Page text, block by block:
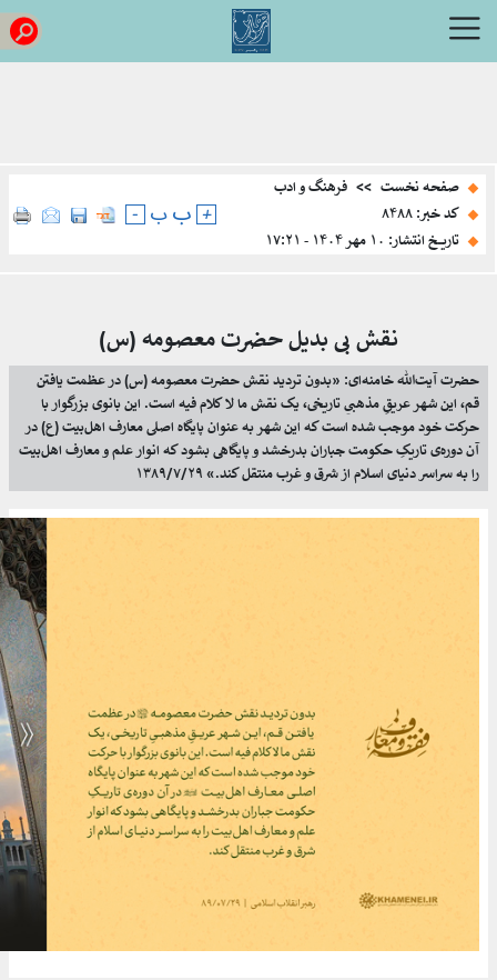
صفحه نخست >> فرهنگ و ادب
کد خبر: ۸۴۸۸
تاریخ انتشار: ۱۰ مهر ۱۴۰۴ - ۱۷:۲۱
- ب ب +
نقش بی بدیل حضرت معصومه (س)
حضرت آیت‌الله خامنه‌ای: «بدون تردید نقش حضرت معصومه (س) در عظمت‌ یافتن
قم، این شهر عریقِ مذهبىِ تاریخی، یک نقش ما لا کلام فیه است. این بانوی بزرگوار با
حرکت خود موجب شده است که این شهر به عنوان پایگاه اصلی معارف اهل‌بیت (ع) در
آن دوره‌ی تاریکِ حکومت جباران بدرخشد و پایگاهی بشود که انوار علم و معارف اهل‌بیت
را به سراسر دنیای اسلام از شرق و غرب منتقل کند.» ۱۳۸۹/۷/۲۹